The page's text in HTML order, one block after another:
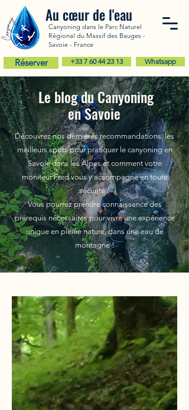
Au cœur de l'eau
Canyoning dans le Parc Naturel
Régional du Massif des Bauges -
Savoie - France
Réserver +33 7 60 44 23 13 Whatsapp
Le blog du Canyoning
en Savoie
Découvrez nos dernières recommandations, les
meilleurs spots pour pratiquer le canyoning en
Savoie dans les Alpes et comment votre
moniteur Fred vous y accompagne en toute
sécurité !
Vous pourrez prendre connaissance des
prérequis nécessaires pour vivre une expérience
unique en pleine nature, dans une eau de
montagne !